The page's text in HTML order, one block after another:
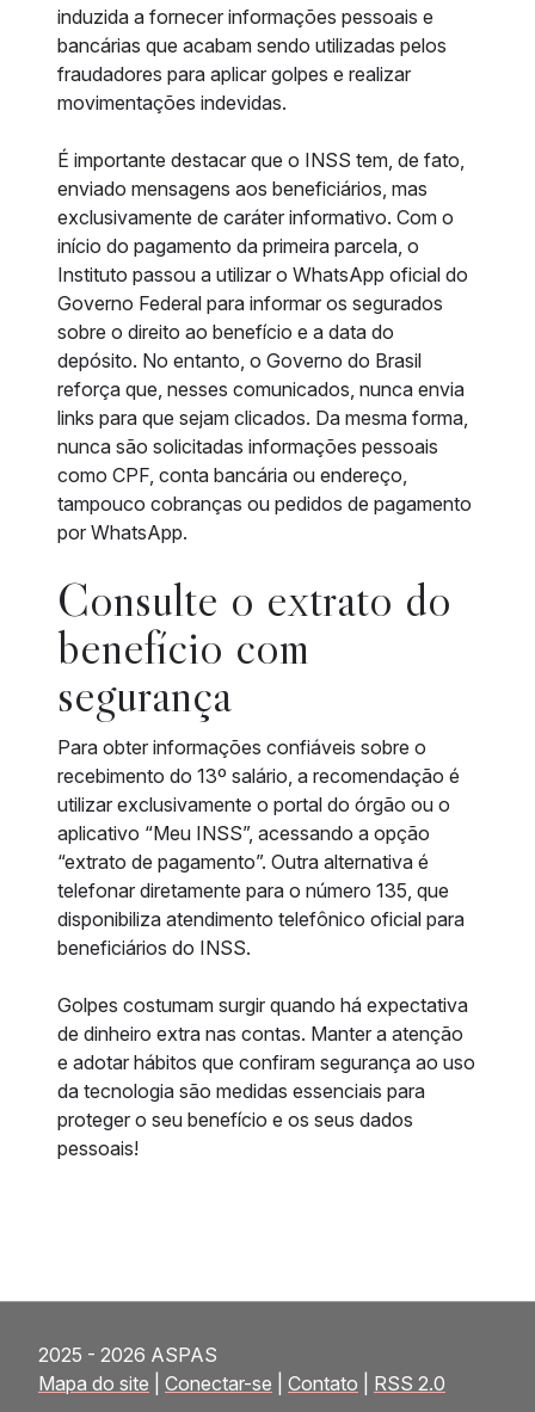
induzida a fornecer informações pessoais e
bancárias que acabam sendo utilizadas pelos
fraudadores para aplicar golpes e realizar
movimentações indevidas.
É importante destacar que o INSS tem, de fato,
enviado mensagens aos beneficiários, mas
exclusivamente de caráter informativo. Com o
início do pagamento da primeira parcela, o
Instituto passou a utilizar o WhatsApp oficial do
Governo Federal para informar os segurados
sobre o direito ao benefício e a data do
depósito. No entanto, o Governo do Brasil
reforça que, nesses comunicados, nunca envia
links para que sejam clicados. Da mesma forma,
nunca são solicitadas informações pessoais
como CPF, conta bancária ou endereço,
tampouco cobranças ou pedidos de pagamento
por WhatsApp.
Consulte o extrato do
benefício com
segurança
Para obter informações confiáveis sobre o
recebimento do 13º salário, a recomendação é
utilizar exclusivamente o portal do órgão ou o
aplicativo “Meu INSS”, acessando a opção
“extrato de pagamento”. Outra alternativa é
telefonar diretamente para o número 135, que
disponibiliza atendimento telefônico oficial para
beneficiários do INSS.
Golpes costumam surgir quando há expectativa
de dinheiro extra nas contas. Manter a atenção
e adotar hábitos que confiram segurança ao uso
da tecnologia são medidas essenciais para
proteger o seu benefício e os seus dados
pessoais!
2025 - 2026 ASPAS
Mapa do site
Conectar-se Contato RSS 2.0